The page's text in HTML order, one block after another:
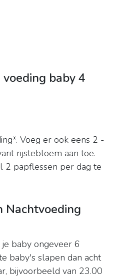
baby 4
Voeg er ook eens 2 -
rijstebloem aan toe.
2 papflessen per dag te
Nachtvoeding
baby ongeveer 6
baby's slapen dan acht
bijvoorbeeld van 23.00